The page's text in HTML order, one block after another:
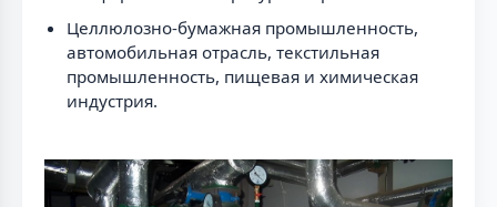
Целлюлозно-бумажная промышленность,
автомобильная отрасль, текстильная
промышленность, пищевая и химическая
индустрия.